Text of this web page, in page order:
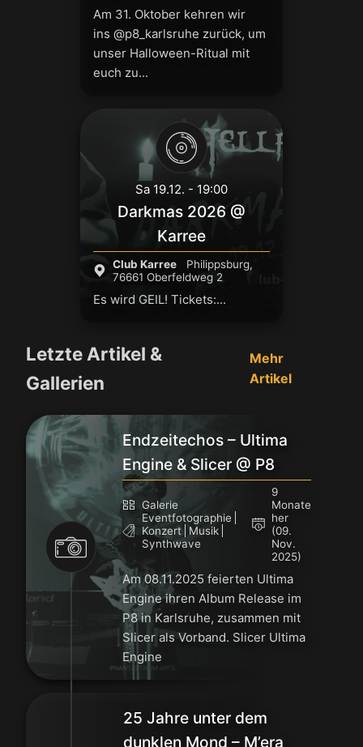
Am 31. Oktober kehren wir
ins @p8_karlsruhe zurück, um
unser Halloween-Ritual mit
euch zu...
Sa 19.12. - 19:00
Darkmas 2026 @
Karree
Club Karree Philippsburg,
76661 Oberfeldweg 2
Es wird GEIL! Tickets:...
Letzte Artikel &
Gallerien
Mehr
Artikel
Endzeitechos – Ultima
Engine & Slicer @ P8
Galerie
Eventfotographie
Konzert
Musik
Synthwave
9
Monate
her
(09.
Nov.
2025)
Am 08.11.2025 feierten Ultima
Engine ihren Album Release im
P8 in Karlsruhe, zusammen mit
Slicer als Vorband. Slicer Ultima
Engine
25 Jahre unter dem
dunklen Mond – M’era